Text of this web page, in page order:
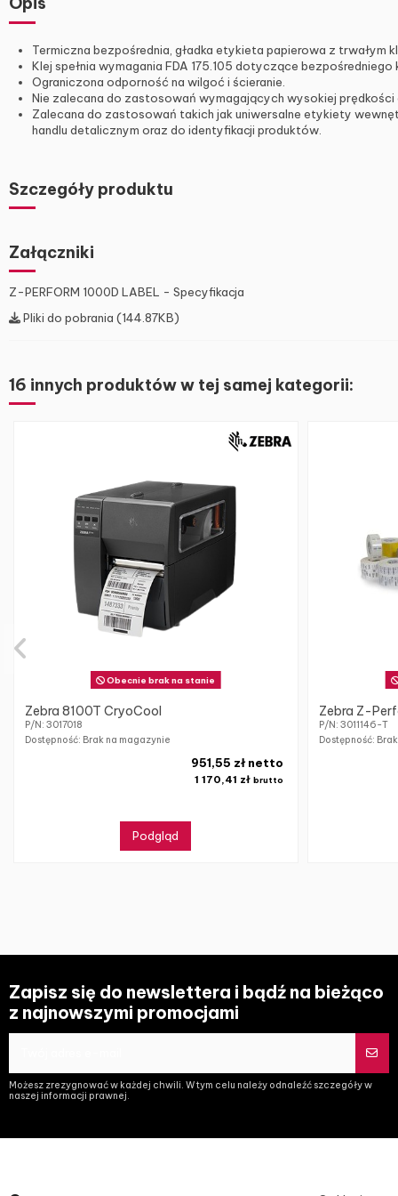
Termiczna bezpośrednia, gładka etykieta papierowa z
Klej spełnia wymagania FDA 175.105 dotyczące
Ograniczona odporność na wilgoć i ścieranie.
Nie zalecana do zastosowań wymagających wysokiej prędkości
Zalecana do zastosowań takich jak uniwersalne etykiety
handlu detalicznym oraz do identyfikacji produktów.
Szczegóły produktu
Załączniki
Z-PERFORM 1000D LABEL - Specyfikacja
Pliki do pobrania (144.87KB)
16 innych produktów w tej samej kategorii:
Obecnie brak na stanie
Zebra 8100T CryoCool
P/N: 3017018
Dostępność: Brak na magazynie
1 170,41 złbrutto
951,55 zł netto
Podgląd
Zebra Z-
P/N: 3011146-T
Dostępność:
Zapisz się do newslettera i bądź na bieżąco
z najnowszymi promocjami
Możesz zrezygnować w każdej chwili. W tym celu należy odnaleźć szczegóły w
naszej informacji prawnej.